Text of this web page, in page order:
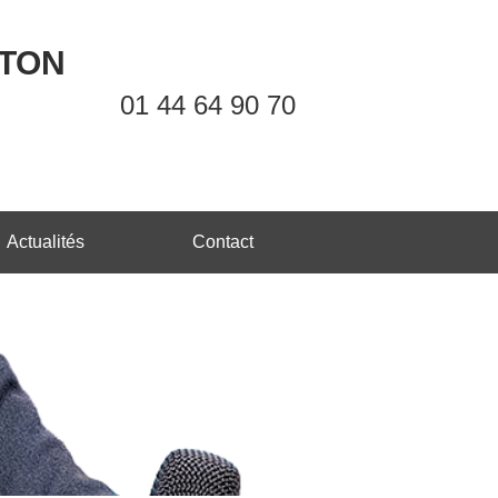
01 44 64 90 70
Actualités Contact